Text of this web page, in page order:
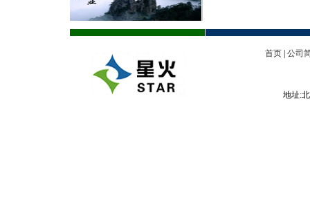
首页 公司
地址: